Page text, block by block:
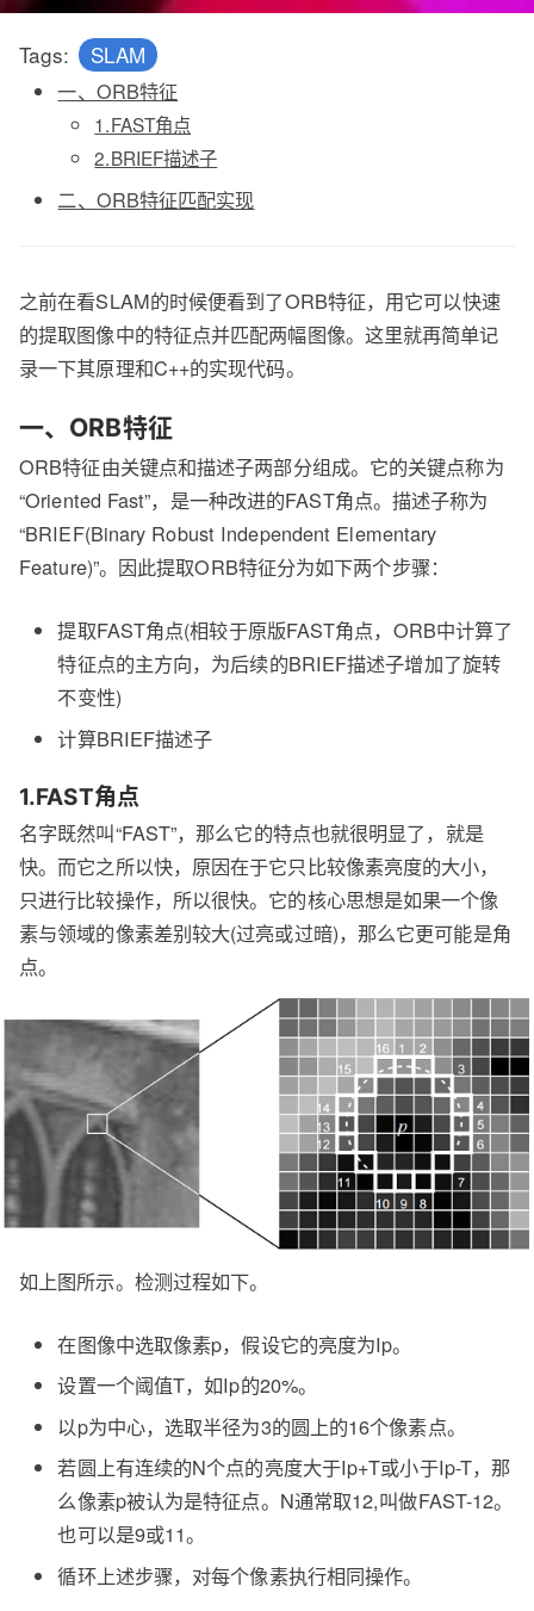
Tags: SLAM
一、ORB特征
1.FAST角点
2.BRIEF描述子
二、ORB特征匹配实现
之前在看SLAM的时候便看到了ORB特征，用它可以快速
的提取图像中的特征点并匹配两幅图像。这里就再简单记
录一下其原理和C++的实现代码。
一、ORB特征
ORB特征由关键点和描述子两部分组成。它的关键点称为
“Oriented Fast”，是一种改进的FAST角点。描述子称为
“BRIEF(Binary Robust Independent Elementary
Feature)”。因此提取ORB特征分为如下两个步骤：
提取FAST角点(相较于原版FAST角点，ORB中计算了
特征点的主方向，为后续的BRIEF描述子增加了旋转
不变性)
计算BRIEF描述子
1.FAST角点
名字既然叫“FAST”，那么它的特点也就很明显了，就是
快。而它之所以快，原因在于它只比较像素亮度的大小，
只进行比较操作，所以很快。它的核心思想是如果一个像
素与领域的像素差别较大(过亮或过暗)，那么它更可能是角
点。
如上图所示。检测过程如下。
在图像中选取像素p，假设它的亮度为Ip。
设置一个阈值T，如Ip的20%。
以p为中心，选取半径为3的圆上的16个像素点。
若圆上有连续的N个点的亮度大于Ip+T或小于Ip-T，那
么像素p被认为是特征点。N通常取12,叫做FAST-12。
也可以是9或11。
循环上述步骤，对每个像素执行相同操作。